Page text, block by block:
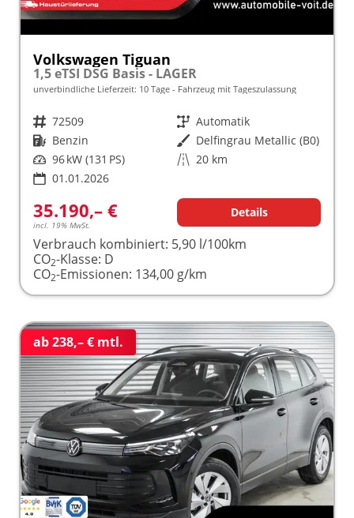
Volkswagen Tiguan
1,5 eTSI DSG Basis - LAGER
unverbindliche Lieferzeit: 10 Tage Fahrzeug mit Tageszulassung
Fahrzeugnr. 72509 Getriebe Automatik
Kraftstoff Benzin Außenfarbe Delfingrau Metallic (B0)
Leistung 96 kW (131 PS) Kilometerstand 20 km
01.01.2026
35.190,– €
incl. 19% MwSt.
Details
Verbrauch kombiniert: 5,90 l/100km
CO2-Klasse: D
CO2-Emissionen: 134,00 g/km
ab 238,– € mtl.